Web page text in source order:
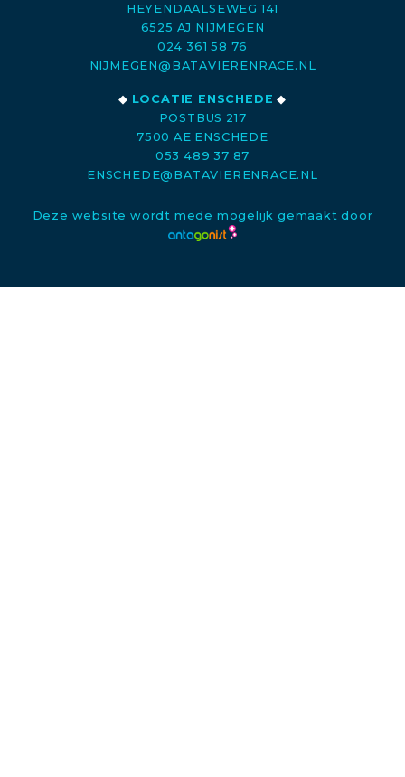
HEYENDAALSEWEG 141
6525 AJ NIJMEGEN
024 361 58 76
NIJMEGEN@BATAVIERENRACE.NL
◆ LOCATIE ENSCHEDE ◆
POSTBUS 217
7500 AE ENSCHEDE
053 489 37 87
ENSCHEDE@BATAVIERENRACE.NL
Deze website wordt mede mogelijk gemaakt door